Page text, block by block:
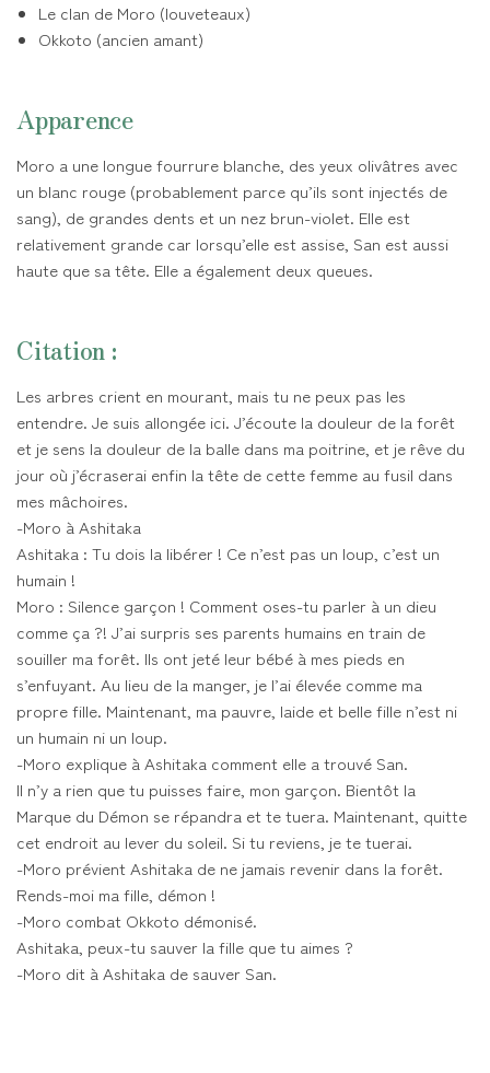
Le clan de Moro (louveteaux)
Okkoto (ancien amant)
Apparence
Moro a une longue fourrure blanche, des yeux olivâtres avec
un blanc rouge (probablement parce qu’ils sont injectés de
sang), de grandes dents et un nez brun-violet. Elle est
relativement grande car lorsqu’elle est assise, San est aussi
haute que sa tête. Elle a également deux queues.
Citation :
Les arbres crient en mourant, mais tu ne peux pas les
entendre. Je suis allongée ici. J’écoute la douleur de la forêt
et je sens la douleur de la balle dans ma poitrine, et je rêve du
jour où j’écraserai enfin la tête de cette femme au fusil dans
mes mâchoires.
-Moro à Ashitaka
Ashitaka : Tu dois la libérer ! Ce n’est pas un loup, c’est un
humain !
Moro : Silence garçon ! Comment oses-tu parler à un dieu
comme ça ?! J’ai surpris ses parents humains en train de
souiller ma forêt. Ils ont jeté leur bébé à mes pieds en
s’enfuyant. Au lieu de la manger, je l’ai élevée comme ma
propre fille. Maintenant, ma pauvre, laide et belle fille n’est ni
un humain ni un loup.
-Moro explique à Ashitaka comment elle a trouvé San.
Il n’y a rien que tu puisses faire, mon garçon. Bientôt la
Marque du Démon se répandra et te tuera. Maintenant, quitte
cet endroit au lever du soleil. Si tu reviens, je te tuerai.
-Moro prévient Ashitaka de ne jamais revenir dans la forêt.
Rends-moi ma fille, démon !
-Moro combat Okkoto démonisé.
Ashitaka, peux-tu sauver la fille que tu aimes ?
-Moro dit à Ashitaka de sauver San.